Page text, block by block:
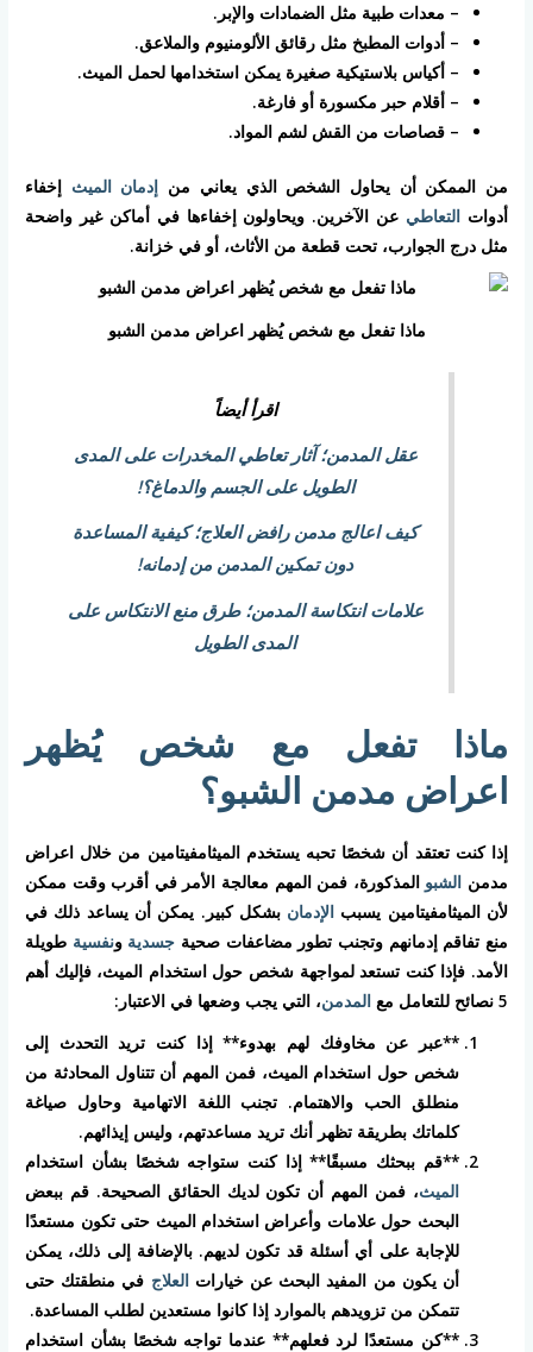
– معدات طبية مثل الضمادات والإبر.
– أدوات المطبخ مثل رقائق الألومنيوم والملاعق.
– أكياس بلاستيكية صغيرة يمكن استخدامها لحمل الميث.
– أقلام حبر مكسورة أو فارغة.
– قصاصات من القش لشم المواد.
من الممكن أن يحاول الشخص الذي يعاني من إدمان الميث إخفاء
أدوات التعاطي عن الآخرين. ويحاولون إخفاءها في أماكن غير واضحة
مثل درج الجوارب، تحت قطعة من الأثاث، أو في خزانة.
ماذا تفعل مع شخص يُظهر اعراض مدمن الشبو
اقرأ أيضاً
عقل المدمن؛ آثار تعاطي المخدرات على المدى
الطويل على الجسم والدماغ؟!
كيف اعالج مدمن رافض العلاج؛ كيفية المساعدة
دون تمكين المدمن من إدمانه!
علامات انتكاسة المدمن؛ طرق منع الانتكاس على
المدى الطويل
ماذا تفعل مع شخص يُظهر
اعراض مدمن الشبو؟
إذا كنت تعتقد أن شخصًا تحبه يستخدم الميثامفيتامين من خلال اعراض
مدمن الشبو المذكورة، فمن المهم معالجة الأمر في أقرب وقت ممكن
لأن الميثامفيتامين يسبب الإدمان بشكل كبير. يمكن أن يساعد ذلك في
منع تفاقم إدمانهم وتجنب تطور مضاعفات صحية جسدية ونفسية طويلة
الأمد. فإذا كنت تستعد لمواجهة شخص حول استخدام الميث، فإليك أهم
5 نصائح للتعامل مع
المدمن، التي يجب وضعها في الاعتبار:
**عبر عن مخاوفك لهم بهدوء** إذا كنت تريد التحدث إلى
شخص حول استخدام الميث، فمن المهم أن تتناول المحادثة من
منطلق الحب والاهتمام. تجنب اللغة الاتهامية وحاول صياغة
كلماتك بطريقة تظهر أنك تريد مساعدتهم، وليس إيذائهم.
**قم ببحثك مسبقًا** إذا كنت ستواجه شخصًا بشأن استخدام
الميث، فمن المهم أن تكون لديك الحقائق الصحيحة. قم ببعض
البحث حول علامات وأعراض استخدام الميث حتى تكون مستعدًا
للإجابة على أي أسئلة قد تكون لديهم. بالإضافة إلى ذلك، يمكن
أن يكون من المفيد البحث عن خياراتالعلاج في منطقتك حتى
تتمكن من تزويدهم بالموارد إذا كانوا مستعدين لطلب المساعدة.
**كن مستعدًا لرد فعلهم** عندما تواجه شخصًا بشأن استخدام